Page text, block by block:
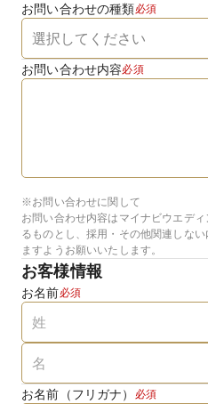
お問い合わせの種類必須
お問い合わせ内容必須
※お問い合わせに関して
お問い合わせ内容はマイナビウエデ
るものとし、採用・その他関連しな
ますようお願いいたします。
お客様情報
お名前必須
お名前（フリガナ） 必須